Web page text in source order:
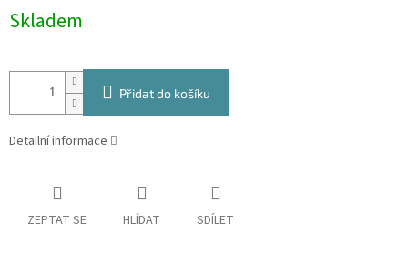
cena:
Skladem
Přidat do košíku
Detailní informace
ZEPTAT SE HLÍDAT SDÍLET